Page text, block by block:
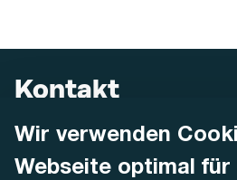
Wir verwenden
Webseite optimal für
Kontakt
AREMO
Dornacherstrasse 48